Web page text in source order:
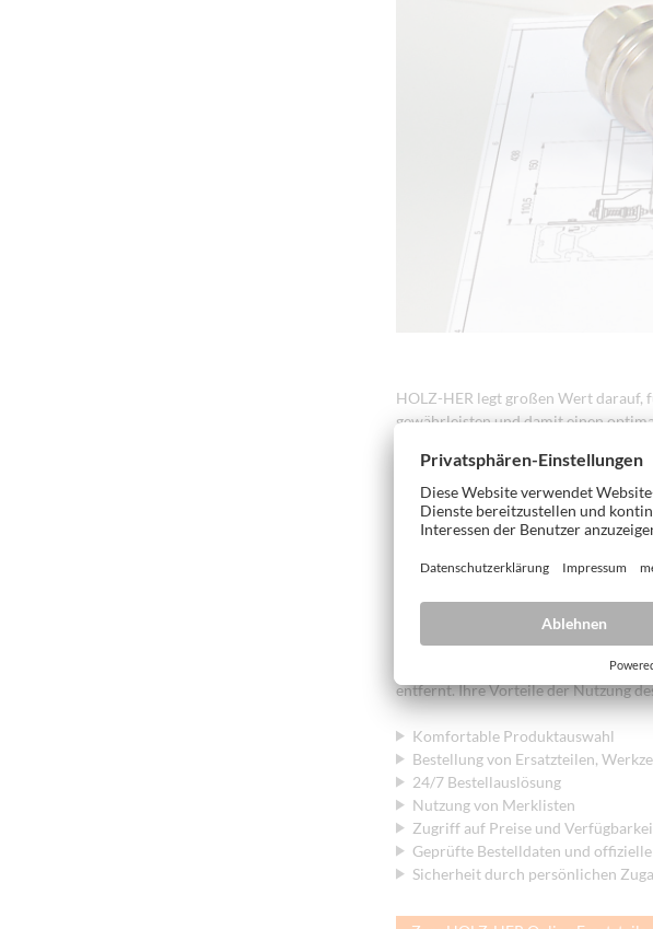
HOLZ-HER legt großen Wert darauf,
gewährleisten und damit einen
Ersatzteilgarantie. Ständig haben
weltweit zuverlässig und in kürzester
Der HOLZ-HER
Der HOLZ-HER Onlineshop bietet
über HOLZ-HER Ersatzteile,
Produkte und sehen Sie den
entfernt. Ihre Vorteile der Nutzung
Komfortable Produktauswahl
Bestellung von Ersatzteilen,
24/7 Bestellauslösung
Nutzung von Merklisten
Zugriff auf Preise und
Geprüfte Bestelldaten und
Sicherheit durch persönlichen